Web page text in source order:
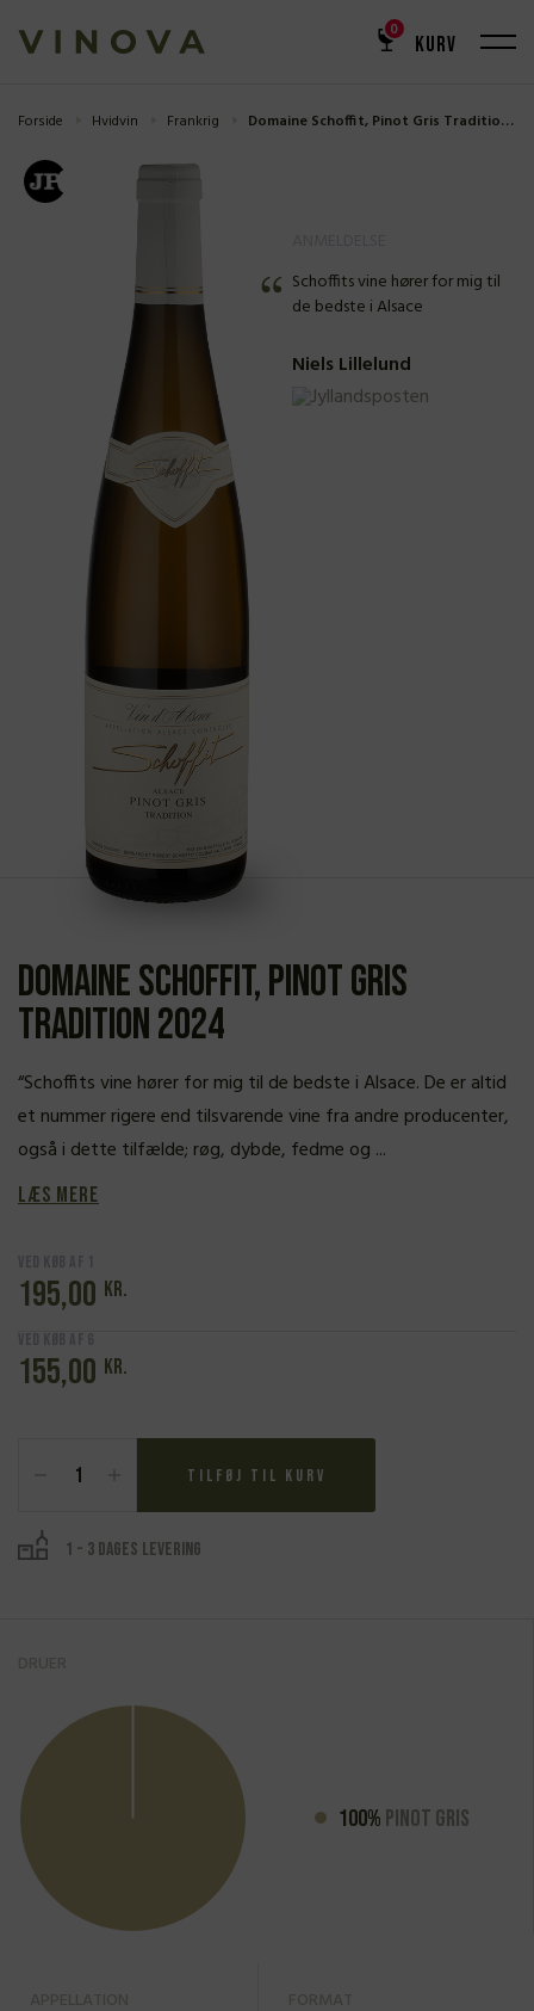
KURV
0
Forside Hvidvin Frankrig Domaine Schoffit, Pinot Gris Tradition 2024
Schoffits vine hører for mig til
de bedste i Alsace
Niels Lillelund
Domaine Schoffit, Pinot Gris
Tradition 2024
“Schoffits vine hører for mig til de bedste i Alsace. De er altid
et nummer rigere end tilsvarende vine fra andre producenter,
også i dette tilfælde; røg, dybde, fedme og ...
Læs mere
195,00 kr.
155,00 kr.
Schoffit,
Tradition
2024
Tilføj til kurv
1 - 3 dages levering
100% Pinot Gris